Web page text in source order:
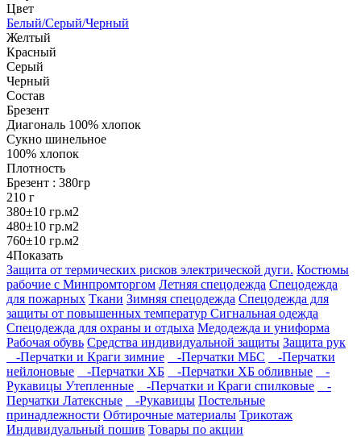
Цвет
Белый/Серый/Черный
Желтый
Красный
Серый
Черный
Состав
Брезент
Диагональ 100% хлопок
Сукно шинельное
100% хлопок
Плотность
Брезент : 380гр
210 г
380±10 гр.м2
480±10 гр.м2
760±10 гр.м2
4Показать
Защита от термических рисков электрической дуги. Костюмы
рабочие с Минпромторгом Летняя спецодежда Спецодежда
для пожарных Ткани Зимняя спецодежда Спецодежда для
защиты от повышенных температур Сигнальная одежда
Спецодежда для охраны и отдыха Медодежда и униформа
Рабочая обувь Средства индивидуальной защиты Защита рук
-Перчатки и Краги зимние
-Перчатки МБС
-Перчатки
нейлоновые
-Перчатки ХБ -Перчатки ХБ обливные
-
Рукавицы Утепленные
-Перчатки и Краги спилковые
-
Перчатки Латексные
-Рукавицы Постельные
принадлежности Обтирочные материалы Трикотаж
Индивидуальный пошив Товары по акции